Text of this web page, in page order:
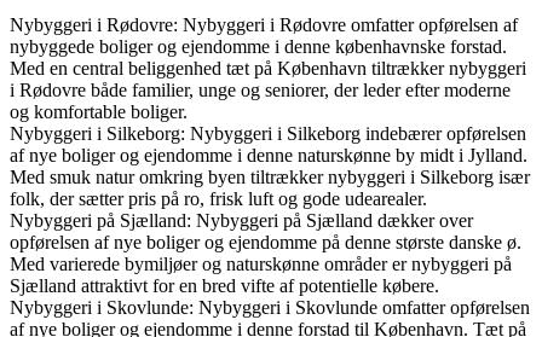
Nybyggeri i Rødovre: Nybyggeri i Rødovre omfatter opførelsen af
nybyggede boliger og ejendomme i denne københavnske forstad.
Med en central beliggenhed tæt på København tiltrækker nybyggeri
i Rødovre både familier, unge og seniorer, der leder efter moderne
og komfortable boliger.
Nybyggeri i Silkeborg: Nybyggeri i Silkeborg indebærer opførelsen
af nye boliger og ejendomme i denne naturskønne by midt i Jylland.
Med smuk natur omkring byen tiltrækker nybyggeri i Silkeborg især
folk, der sætter pris på ro, frisk luft og gode udearealer.
Nybyggeri på Sjælland: Nybyggeri på Sjælland dækker over
opførelsen af nye boliger og ejendomme på denne største danske ø.
Med varierede bymiljøer og naturskønne områder er nybyggeri på
Sjælland attraktivt for en bred vifte af potentielle købere.
Nybyggeri i Skovlunde: Nybyggeri i Skovlunde omfatter opførelsen
af nye boliger og ejendomme i denne forstad til København. Tæt på